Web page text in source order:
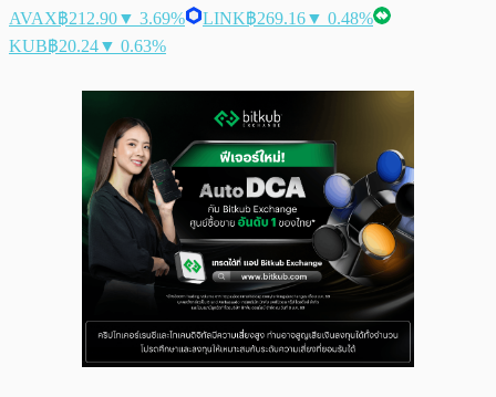
AVAX฿212.90▼ 3.69% LINK฿269.16▼ 0.48%
KUB฿20.24▼ 0.63%